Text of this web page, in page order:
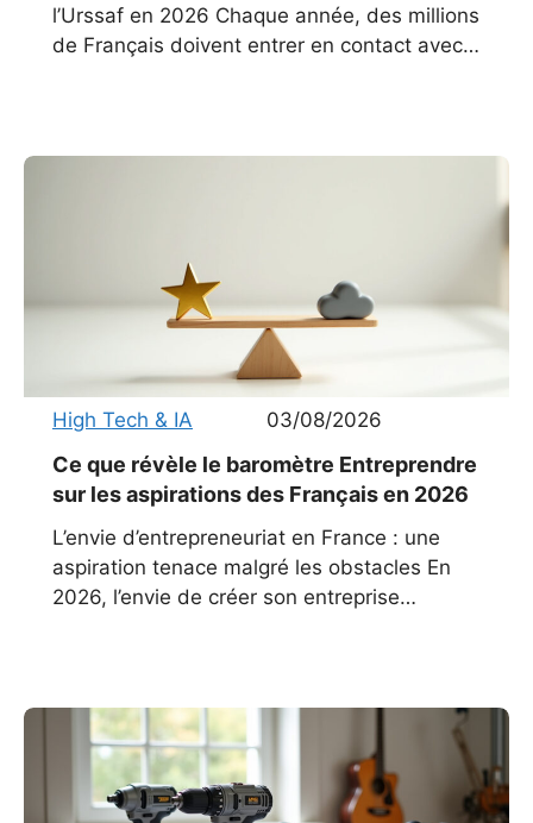
l’Urssaf en 2026 Chaque année, des millions
de Français doivent entrer en contact avec
High Tech & IA 03/08/2026
Ce que révèle le baromètre Entreprendre
sur les aspirations des Français en 2026
L’envie d’entrepreneuriat en France : une
aspiration tenace malgré les obstacles En
2026, l’envie de créer son entreprise